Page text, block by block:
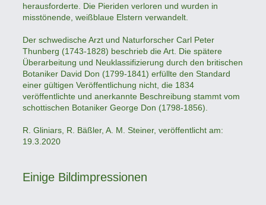
herausforderte. Die Pieriden verloren und wurden in
misstönende, weißblaue Elstern verwandelt.
Der schwedische Arzt und Naturforscher Carl Peter
Thunberg (1743-1828) beschrieb die Art. Die spätere
Überarbeitung und Neuklassifizierung durch den britischen
Botaniker David Don (1799-1841) erfüllte den Standard
einer gültigen Veröffentlichung nicht, die 1834
veröffentlichte und anerkannte Beschreibung stammt vom
schottischen Botaniker George Don (1798-1856).
R. Gliniars, R. Bäßler, A. M. Steiner, veröffentlicht am:
19.3.2020
Einige Bildimpressionen